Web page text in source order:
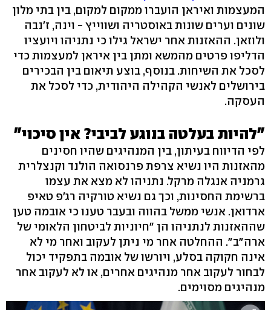
המעצמות ואיראן הועברו ממקום למקום, בין בתי מלון
שונים וערים שונות באוסטריה ושווייץ - וינה, ז'נבה
ולוזאן. ההאזנות אחר ישראל גילו כי נתניהו ויועציו
הדליפו פרטים מהמשא ומתן בין איראן למעצמות כדי
לסכל את השיחות. בנוסף, בוצע תיאום בין הבכירים
בירושלים לאנשי הקהילה היהודית, כדי לסכל את
העסקה.
"להיות בעלטה בנוגע לביבי? אין סיכוי"
לפי הדיווח בעיתון, בין המנהיגים שהיו חסינים
מהאזנות היו נשיא צרפת פרנסואה הולנד וקנצלרית
גרמניה אנגלה מרקל. נתניהו לא מצא את עצמו
ברשימת החסינות, וכך גם נשיא טורקיה רג'פ טאיפ
ארדואן. אנשי ממשל בהווה ובעבר טענו כי אובמה טען
שההאזנות לנתניהו הן "חיוניות לביטחון הלאומי של
ארה"ב". ההחלטה אחר מי ניתן לעקוב ואחר מי לא
אינה חקוקה בסלע, ויורשו של אובמה בתפקיד יכול
לבחור לעקוב אחר מנהיגים אחרים, או לא לעקוב אחר
מנהיגים מסוימים.